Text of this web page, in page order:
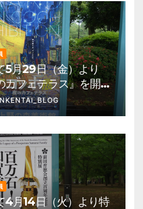
5月29日（金）より
カフェテラス』を開
館・博物館 混雑情
4月14日（火）より特